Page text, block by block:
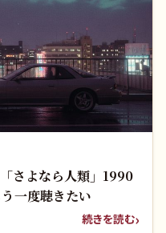
さよなら人類」1990
一度聴きたい
続きを読む